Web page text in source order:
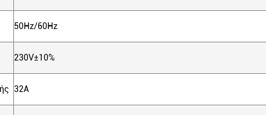
50Hz/60Hz
230V±10%
32A